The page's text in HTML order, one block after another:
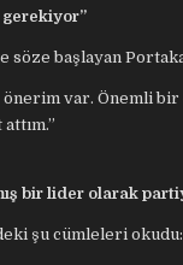
gerekiyor”
söze başlayan
var. Önemli
bir lider olarak
şu cümleleri okudu: